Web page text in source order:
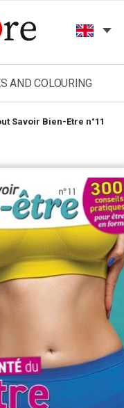
AND COLOURING
Savoir Bien-Etre n°11